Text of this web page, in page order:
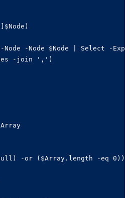
Node -Node $Node | Select -
-join ',')
-or ($Array.length -eq 0))